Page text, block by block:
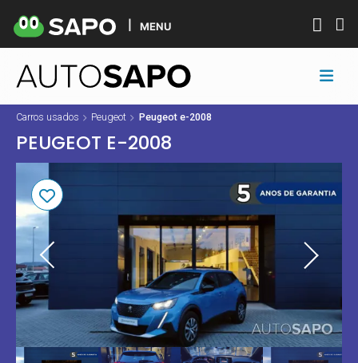
MENU
Carros usados Peugeot Peugeot e-2008
PEUGEOT E-2008